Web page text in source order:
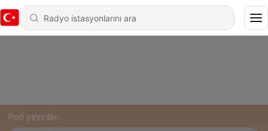
Pod yayınları